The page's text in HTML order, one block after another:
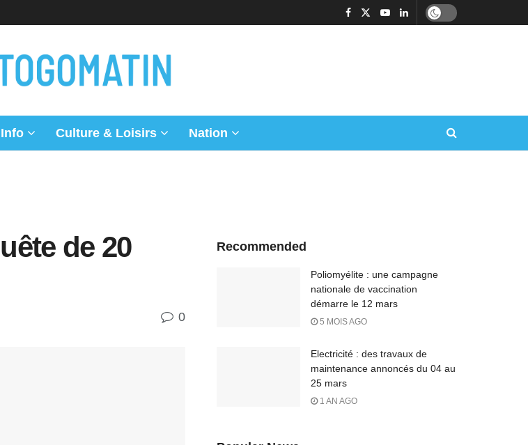
Culture & Loisirs Nation
de 20
0
Recommended
Poliomyélite : une campagne
nationale de vaccination
démarre le 12 mars
5 MOIS AGO
Electricité : des travaux de
maintenance annoncés du 04 au
25 mars
1 AN AGO